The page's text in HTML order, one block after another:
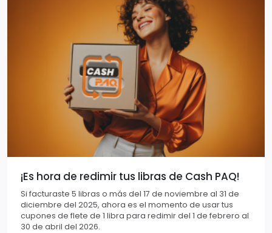
¡Es hora de redimir tus libras de Cash PAQ!
Si facturaste 5 libras o más del 17 de noviembre al 31 de
diciembre del 2025, ahora es el momento de usar tus
cupones de flete de 1 libra para redimir del 1 de febrero al
30 de abril del 2026.